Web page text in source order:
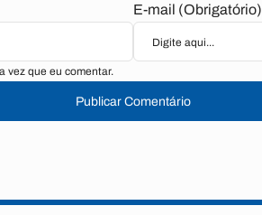
E-mail (Obrigatório)
vez que eu comentar.
Publicar Comentário